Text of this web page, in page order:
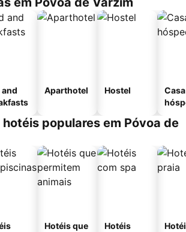
and
Aparthotel Hostel
populares em Póvoa de
Hotéis que
Hotéis